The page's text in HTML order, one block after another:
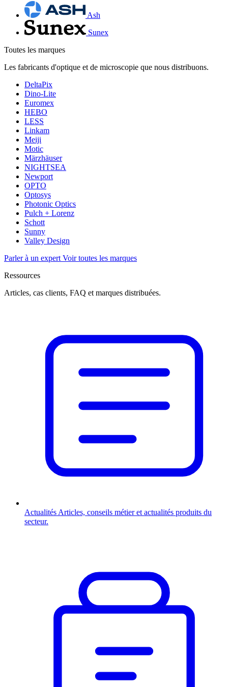
Ash
Sunex
Toutes les marques
Les fabricants d'optique et de microscopie que nous distribuons.
DeltaPix
Dino-Lite
Euromex
HEBO
LESS
Linkam
Meiji
Motic
Märzhäuser
NIGHTSEA
Newport
OPTO
Optosys
Photonic Optics
Pulch + Lorenz
Schott
Sunny
Valley Design
Parler à un expert Voir toutes les marques
Ressources
Articles, cas clients, FAQ et marques distribuées.
Actualités Articles, conseils métier et actualités produits du
secteur.